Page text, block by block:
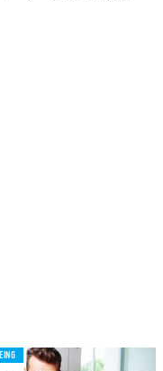
タスク・スケジュー
に」という原則です。
ストやカレンダー、メ
90日後、あるいはそれ
いう目標を確認すべき
の後の意思決定のフレ
す。
の効果は即座に現れま
の優先順位は何か？」
ターを通すことで、明
いタスクは自然と除外
今やるべき最優先事